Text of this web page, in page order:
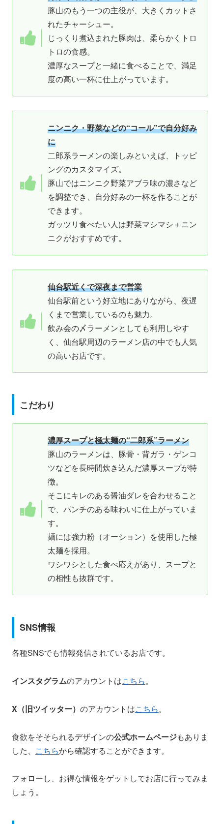
豚山のもう一つの主役が、大きくカットさ
れたチャーシュー。
じっくり煮込まれた豚肉は、柔らかくトロ
トロの食感。
濃厚なスープと一緒に食べることで、満足
度の高い一杯に仕上がっています。
ニンニク・野菜などの“コール”で自分好み
に
二郎系ラーメンの楽しみといえば、トッピ
ングのカスタマイズ。
豚山ではニンニク野菜アブラ味の濃さなど
を調整でき、自分好みの一杯を作ることが
できます。
ガッツリ食べたい人は野菜マシマシ＋ニン
ニクがおすすめです。
仙台駅近くで深夜まで営業
仙台駅前という好立地にありながら、夜遅
くまで営業しているのも魅力。
飲み会の〆ラーメンとしても利用しやす
く、仙台駅周辺のラーメン店の中でも人気
の高いお店です。
こだわり
濃厚スープと極太麺の“二郎系”ラーメン
豚山のラーメンは、豚骨・背ガラ・ゲンコ
ツなどを長時間炊き込んだ濃厚スープが特
徴。
そこにキレのある醤油ダレを合わせること
で、パンチのある味わいに仕上がっていま
す。
麺には強力粉（オーション）を使用した極
太麺を採用。
ワシワシとした食べ応えがあり、スープと
の相性も抜群です。
SNS情報
各種SNSでも情報発信されているお店です。
インスタグラムのアカウントはこちら。
X（旧ツイッター） のアカウントはこちら。
食欲をそそられるデザインの公式ホームページもありま
した、 こちらから確認することができます。
フォローし、お得な情報をゲットしてお店に行ってみま
しょう。